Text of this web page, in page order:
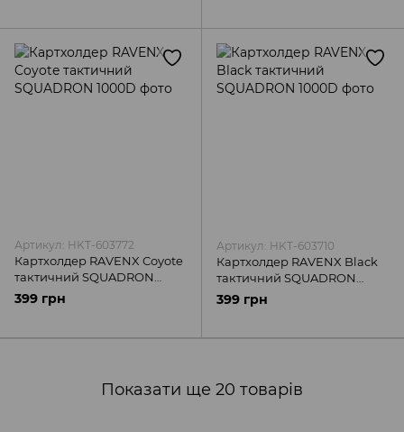
Артикул: HKT-603772
Картхолдер RAVENX Coyote
тактичний SQUADRON
1000D
399 грн
Артикул: HKT-603710
Картхолдер RAVENX Black
тактичний SQUADRON
1000D
399 грн
Показати ще 20 товарів